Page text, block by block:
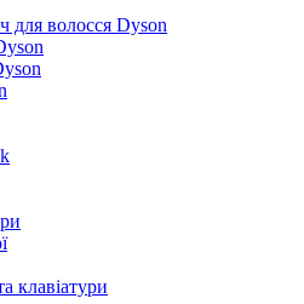
для волосся Dyson
клавіатури